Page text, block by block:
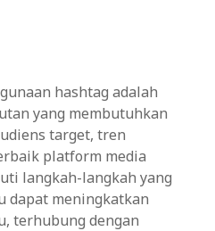
hashtag adalah
yang membutuhkan
target, tren
platform media
langkah-langkah yang
dapat meningkatkan
terhubung dengan